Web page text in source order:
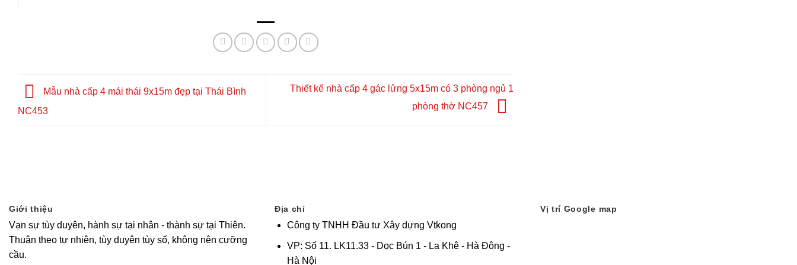
Mẫu nhà cấp 4 mái thái 9x15m đẹp tại Thái Bình
NC453
Thiết kế nhà cấp 4 gác lửng 5x15m có 3 phòng ngủ 1
phòng thờ NC457
Giới thiệu
Vạn sự tùy duyên, hành sự tại nhân - thành sự tại Thiên.
Thuận theo tự nhiên, tùy duyên tùy số, không nên cưỡng
cầu.
Địa chỉ
Công ty TNHH Đầu tư Xây dựng Vtkong
VP: Số 11. LK11.33 - Dọc Bún 1 - La Khê - Hà Đông -
Hà Nội
Vị trí Google map